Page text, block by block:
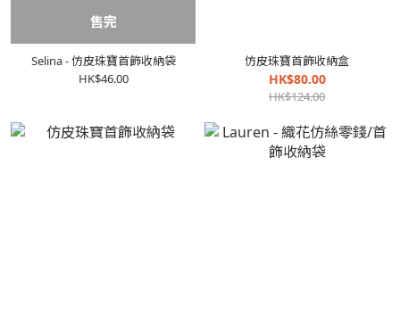
售完
Selina - 仿皮珠寶首飾收納袋
HK$46.00
仿皮珠寶首飾收納盒
HK$80.00
HK$124.00